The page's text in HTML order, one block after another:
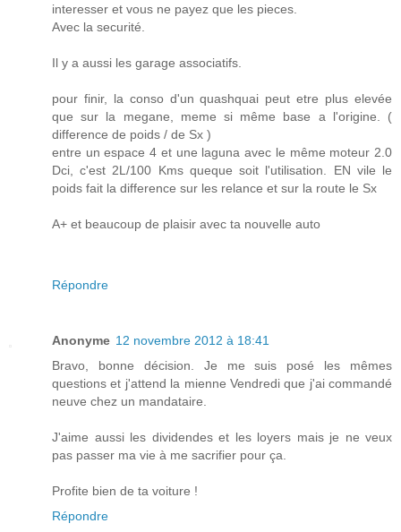
interesser et vous ne payez que les pieces.
Avec la securité.
Il y a aussi les garage associatifs.
pour finir, la conso d'un quashquai peut etre plus elevée
que sur la megane, meme si même base a l'origine. (
difference de poids / de Sx )
entre un espace 4 et une laguna avec le même moteur 2.0
Dci, c'est 2L/100 Kms queque soit l'utilisation. EN vile le
poids fait la difference sur les relance et sur la route le Sx
A+ et beaucoup de plaisir avec ta nouvelle auto
Répondre
Anonyme 12 novembre 2012 à 18:41
Bravo, bonne décision. Je me suis posé les mêmes
questions et j'attend la mienne Vendredi que j'ai commandé
neuve chez un mandataire.
J'aime aussi les dividendes et les loyers mais je ne veux
pas passer ma vie à me sacrifier pour ça.
Profite bien de ta voiture !
Répondre